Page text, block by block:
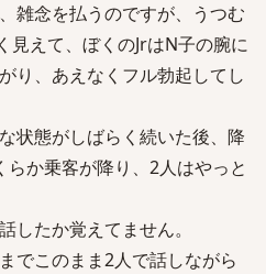
雑念を払うのですが、うつむ
見えて、ぼくのJrはN子の腕に
り、あえなくフル勃起してし
状態がしばらく続いた後、降
か乗客が降り、2人はやっと
したか覚えてません。
でこのまま2人で話しながら